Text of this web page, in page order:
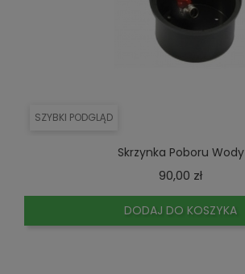
SZYBKI PODGLĄD
Skrzynka Poboru Wody
90,00 złCena
DODAJ DO KOSZYKA